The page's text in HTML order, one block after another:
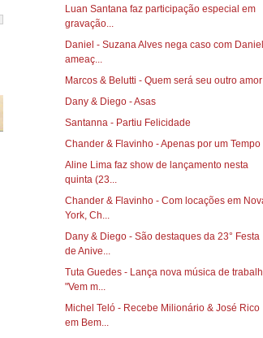
Luan Santana faz participação especial em
gravação...
Daniel - Suzana Alves nega caso com
ameaç...
Marcos & Belutti - Quem será seu outro amor
Dany & Diego - Asas
Santanna - Partiu Felicidade
Chander & Flavinho - Apenas por um Tempo
Aline Lima faz show de lançamento nesta
quinta (23...
Chander & Flavinho - Com locações em
York, Ch...
Dany & Diego - São destaques da 23° Festa
de Anive...
Tuta Guedes - Lança nova música de
"Vem m...
Michel Teló - Recebe Milionário & José Rico
em Bem...